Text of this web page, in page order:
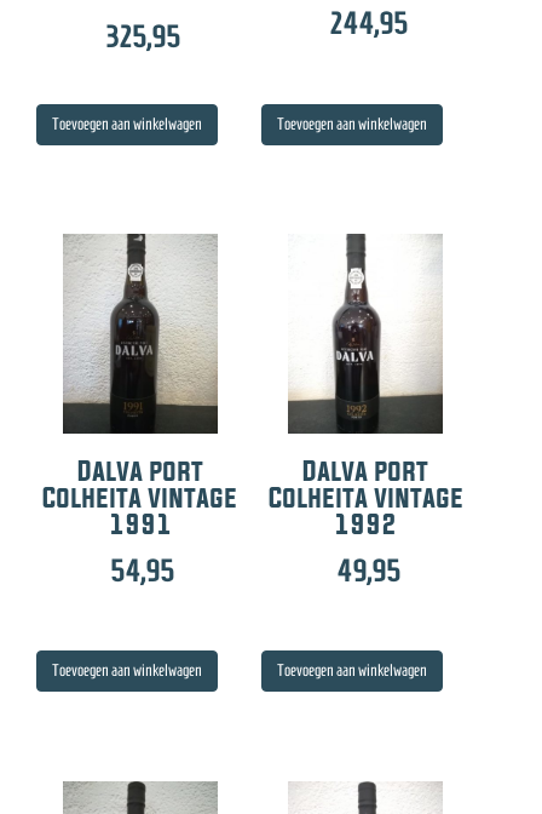
325,95
Toevoegen aan winkelwagen
244,95
Toevoegen aan winkelwagen
Dalva port
Colheita vintage
1991
54,95
Toevoegen aan winkelwagen
Dalva port
Colheita vintage
1992
49,95
Toevoegen aan winkelwagen